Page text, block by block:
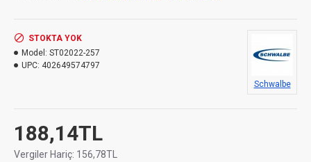
188,14TL
Vergiler Hariç: 156,78TL
STOKTA YOK
Model: ST02022-257
UPC: 402649574797
Schwalbe